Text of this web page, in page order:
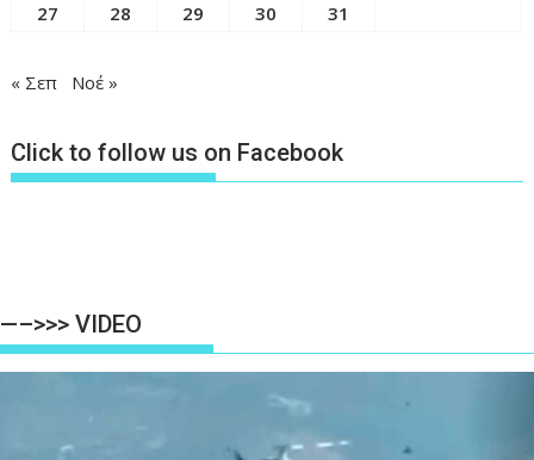
27
28 29 30 31
« Σεπ Νοέ »
Click to follow us on Facebook
—–>>> VIDEO